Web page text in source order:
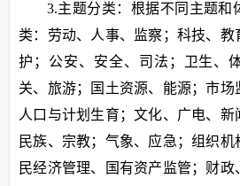
3.主题分类：根据不同主题和
类：劳动、人事、监察；科技、
护；公安、安全、司法；卫生、
关、旅游；国土资源、能源；市场
人口与计划生育；文化、广电、新
民族、宗教；气象、应急；组织机
民经济管理、国有资产监管；财政